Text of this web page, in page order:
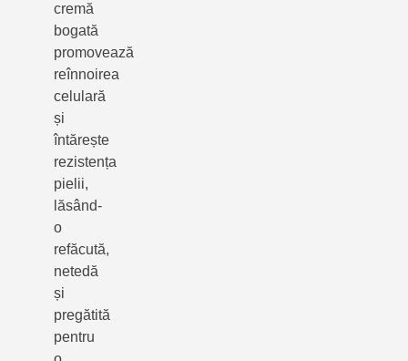
cremă
bogată
promovează
reînnoirea
celulară
și
întărește
rezistența
pielii,
lăsând-
o
refăcută,
netedă
și
pregătită
pentru